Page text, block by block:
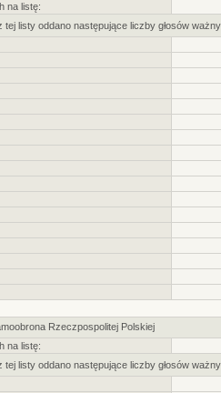
na listę:
listy oddano następujące liczby głosów
Rzeczpospolitej Polskiej
na listę:
listy oddano następujące liczby głosów